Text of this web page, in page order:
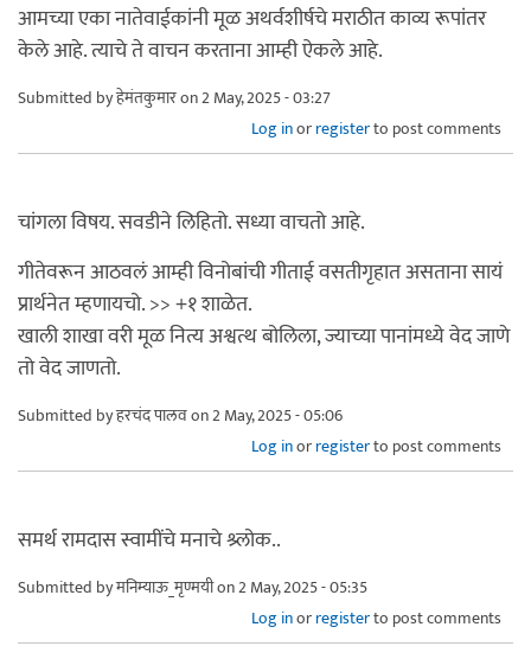
आमच्या एका नातेवाईकांनी मूळ अथर्वशीर्षचे मराठीत काव्य रूपांतर
केले आहे. त्याचे ते वाचन करताना आम्ही ऐकले आहे.
Submitted byहेमंतकुमारon 2 May, 2025 - 03:27
Log inorregisterto post comments
चांगला विषय. सवडीने लिहितो. सध्या वाचतो आहे.
गीतेवरून आठवलं आम्ही विनोबांची गीताई वसतीगृहात असताना सायं
प्रार्थनेत म्हणायचो. >> +१ शाळेत.
खाली शाखा वरी मूळ नित्य अश्वत्थ बोलिला, ज्याच्या पानांमध्ये वेद जाणे
तो वेद जाणतो.
Submitted byहरचंद पालवon 2 May, 2025 - 05:06
Log inorregisterto post comments
समर्थ रामदास स्वामींचे मनाचे श्र्लोक..
Submitted byमनिम्याऊ_मृण्मयीon 2 May, 2025 - 05:35
Log inorregisterto post comments